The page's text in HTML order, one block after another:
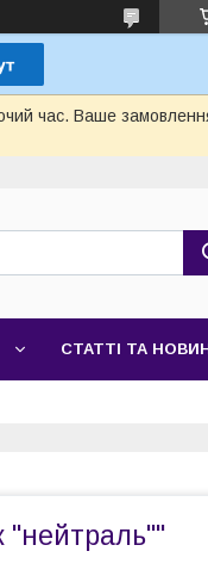
час. Ваше
СТАТТІ ТА
"нейтраль""